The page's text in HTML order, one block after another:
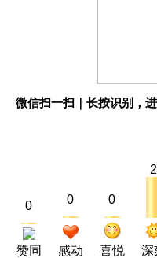
微信扫一扫｜长按识别，
0
赞同
0
感动
0
喜悦
2
深